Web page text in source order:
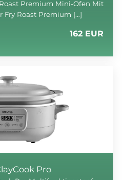
Premium Mini-Ofen Mit
Fry Roast Premium […]
162 EUR
Pro